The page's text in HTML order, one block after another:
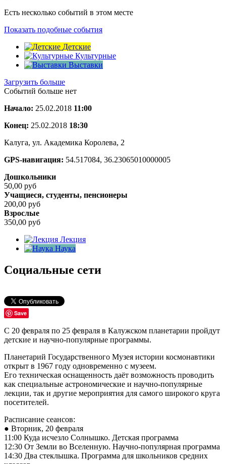
Есть несколько событий в этом месте
Показать подобные события
Детские
Культурные
Выставки
Загрузить больше
Событий больше нет
Начало: 25.02.2018 11:00
Конец: 25.02.2018 18:30
Калуга, ул. Академика Королева, 2
GPS-навигация: 54.517084, 36.23065010000005
Дошкольники
50,00 руб
Учащиеся, студенты, пенсионеры
200,00 руб
Взрослые
350,00 руб
Лекция
Наука
Социальные сети
Save
С 20 февраля по 25 февраля в Калужском планетарии пройдут
детские и научно-популярные программы.
Планетарий Государственного Музея истории космонавтики
открыт в 1967 году одновременно с музеем.
Его техническая оснащенность даёт возможность проводить
как специальные астрономические и научно-популярные
лекции, так и другие мероприятия для самого широкого круга
посетителей.
Расписание сеансов:
● Вторник, 20 февраля
11:00 Куда исчезло Солнышко. Детская программа
12:30 От Земли во Вселенную. Научно-популярная программа
14:30 Два стеклышка. Программа для школьников средних